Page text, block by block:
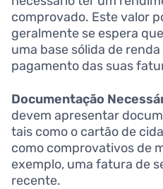
comprovado. Este valor
geralmente se espera
uma base sólida de
pagamento das suas
Documentação
devem apresentar
tais como o cartão de
como comprovativos de
exemplo, uma fatura de
recente.